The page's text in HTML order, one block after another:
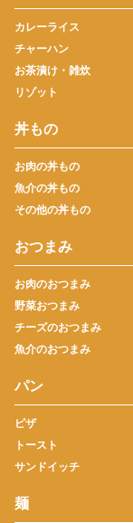
カレーライス
チャーハン
お茶漬け・雑炊
リゾット
丼もの
お肉の丼もの
魚介の丼もの
その他の丼もの
おつまみ
お肉のおつまみ
野菜おつまみ
チーズのおつまみ
魚介のおつまみ
パン
ピザ
トースト
サンドイッチ
麺